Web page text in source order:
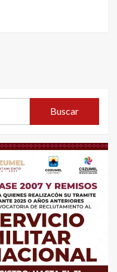
Buscar